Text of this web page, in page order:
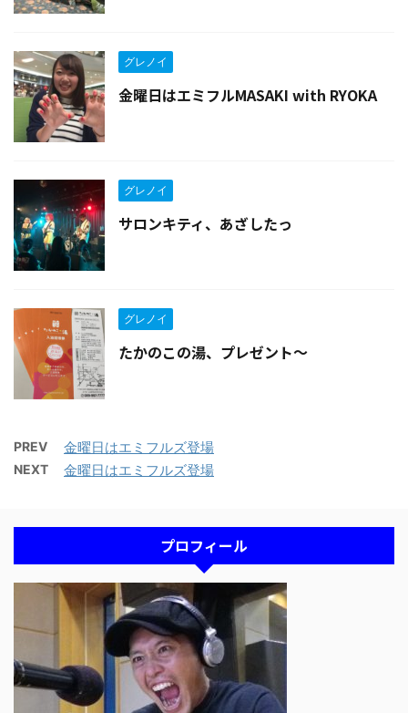
グレノイ
金曜日はエミフルMASAKI with RYOKA
グレノイ
サロンキティ、あざしたっ
グレノイ
たかのこの湯、プレゼント〜
PREV 金曜日はエミフルズ登場
NEXT 金曜日はエミフルズ登場
プロフィール